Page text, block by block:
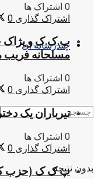
چندرسانه ای
بدون نتیجه
0 اشتراک ها
اشتراک گذاری 0
پ.ک.ک و پژاک
مسلحانه فریب
0 اشتراک ها
اشتراک گذاری 0
تیرباران یک
0 اشتراک ها
اشتراک گذاری 0
پ ک ک (حزب